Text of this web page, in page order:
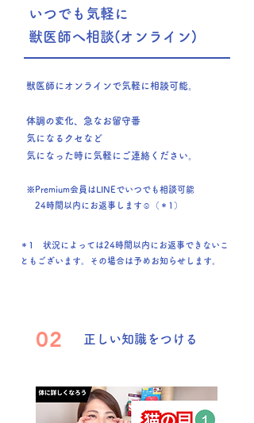
いつでも気軽に
獣医師へ相談(オンライン)
獣医師にオンラインで気軽に相談可能。
体調の変化、急なお留守番
気になるクセなど
​気になった時に気軽にご連絡ください。
※Premium会員はLINEでいつでも相談可能
24時間以内にお返事します☺（＊1）
＊1 状況によっては24時間以内にお返事できないこ
ともございます。その場合は予めお知らせします。
正しい知識をつける
02